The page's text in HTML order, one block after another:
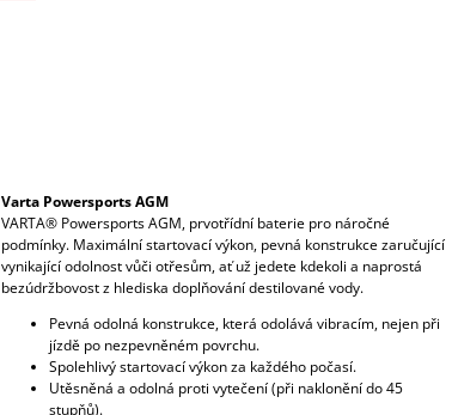
Varta Powersports AGM
VARTA® Powersports AGM, prvotřídní baterie pro náročné
podmínky. Maximální startovací výkon, pevná konstrukce zaručující
vynikající odolnost vůči otřesům, ať už jedete kdekoli a naprostá
bezúdržbovost z hlediska doplňování destilované vody.
Pevná odolná konstrukce, která odolává vibracím, nejen při
jízdě po nezpevněném povrchu.
Spolehlivý startovací výkon za každého počasí.
Utěsněná a odolná proti vytečení (při naklonění do 45
stupňů).